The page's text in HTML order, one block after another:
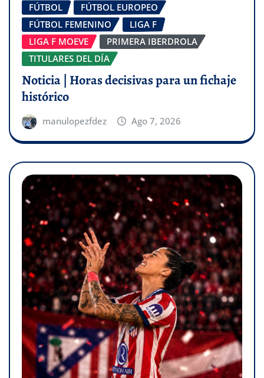
FÚTBOL
FÚTBOL EUROPEO
FÚTBOL FEMENINO
LIGA F
LIGA F MOEVE
PRIMERA IBERDROLA
TITULARES DEL DÍA
Noticia | Horas decisivas para un fichaje
histórico
manulopezfdez Ago 7, 2026